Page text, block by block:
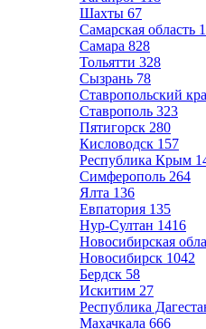
Шахты 67
Самарская область
Самара 828
Тольятти 328
Сызрань 78
Ставропольский
Ставрополь 323
Пятигорск 280
Кисловодск 157
Республика Крым
Симферополь 264
Ялта 136
Евпатория 135
Нур-Султан 1416
Новосибирская
Новосибирск 1042
Бердск 58
Искитим 27
Республика
Махачкала 666